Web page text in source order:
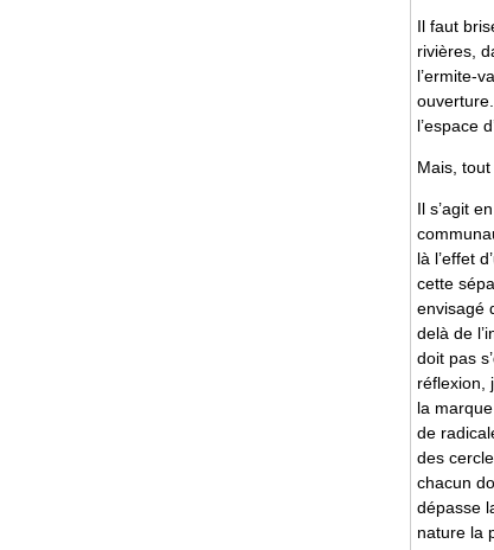
Il faut
rivières,
l’ermite-
l’espace
Mais,
Il s’agit
là l’effet
cette
envisagé
delà de
doit pas
réflexion,
la
de
des
chacun
dépasse
nature la